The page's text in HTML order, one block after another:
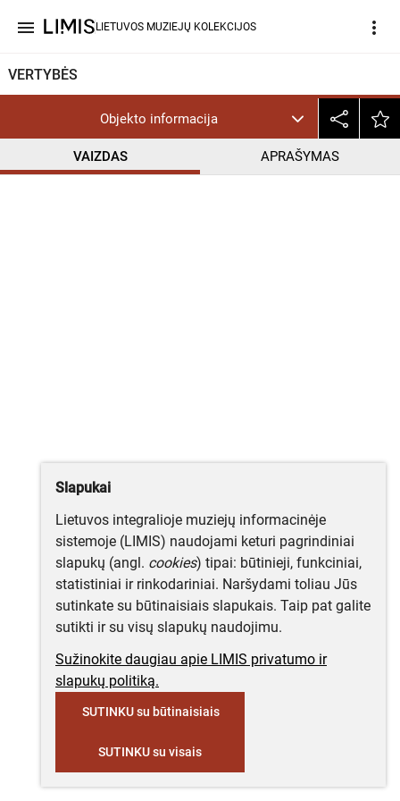
menu LIETUVOS MUZIEJŲ KOLEKCIJOS more_vert
VERTYBĖS
Objekto informacija
VAIZDAS APRAŠYMAS
Slapukai
Lietuvos integralioje muziejų informacinėje
sistemoje (LIMIS) naudojami keturi pagrindiniai
slapukų (angl. cookies) tipai: būtinieji, funkciniai,
statistiniai ir rinkodariniai. Naršydami toliau Jūs
sutinkate su būtinaisiais slapukais. Taip pat galite
sutikti ir su visų slapukų naudojimu.
Sužinokite daugiau apie LIMIS privatumo ir
slapukų politiką.
SUTINKU su būtinaisiais
SUTINKU su visais